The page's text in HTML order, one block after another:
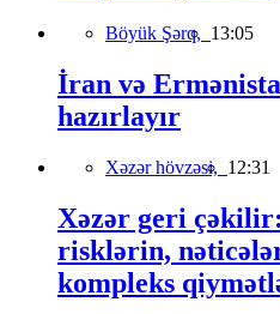
Böyük Şərq, 13:05
İran və
hazırlayır
Xəzər hövzəsi, 12:31
Xəzər geri
risklərin,
kompleks